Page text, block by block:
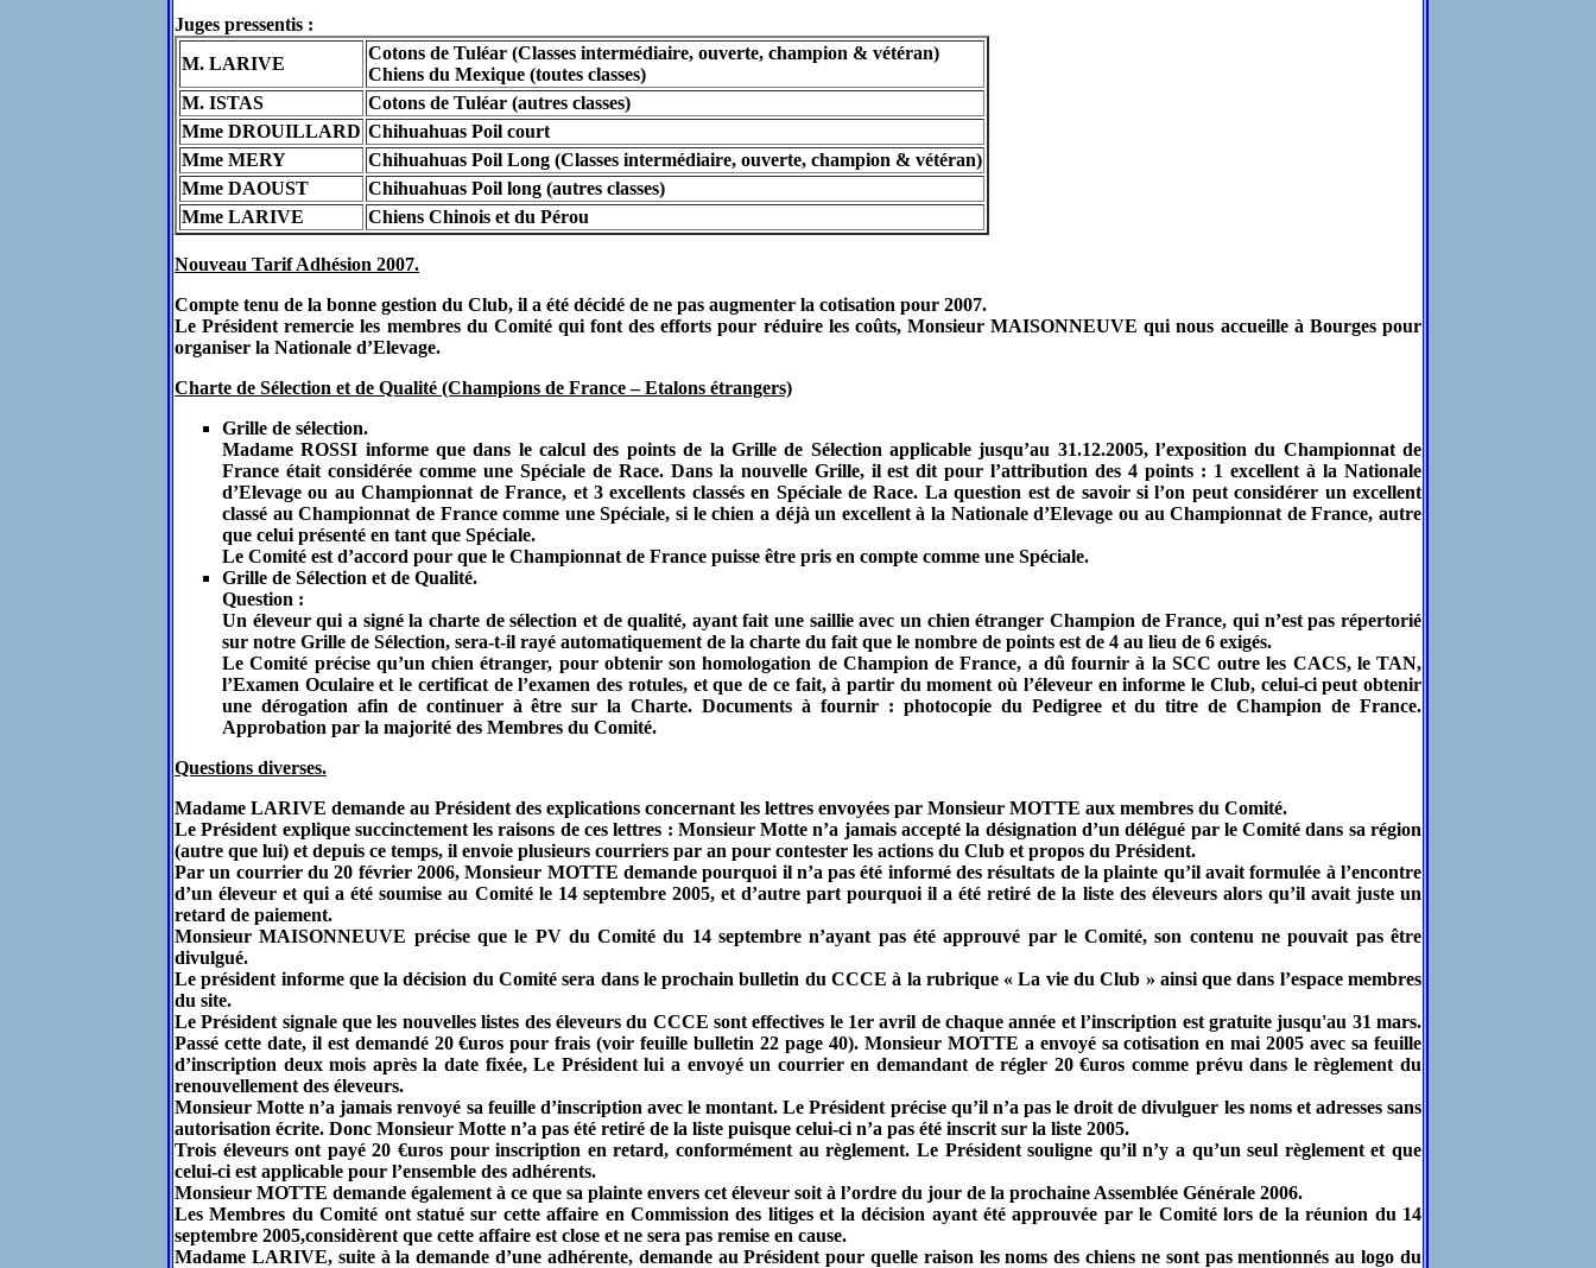
Juges pressentis :
M. LARIVE
Cotons de Tuléar (Classes intermédiaire, ouverte, champion & vétéran)
Chiens du Mexique (toutes classes)
M. ISTAS
Cotons de Tuléar (autres classes)
Mme DROUILLARD Chihuahuas Poil court
Mme MERY
Chihuahuas Poil Long (Classes intermédiaire, ouverte, champion & vétéran)
Mme DAOUST
Chihuahuas Poil long (autres classes)
Mme LARIVE
Chiens Chinois et du Pérou
Nouveau Tarif Adhésion 2007.
Compte tenu de la bonne gestion du Club, il a été décidé de ne pas augmenter la cotisation pour 2007.
Le Président remercie les membres du Comité qui font des efforts pour réduire les coûts, Monsieur MAISONNEUVE qui nous accueille à Bourges pour
organiser la Nationale d’Elevage.
Charte de Sélection et de Qualité (Champions de France – Etalons étrangers)
Grille de sélection.
Madame ROSSI informe que dans le calcul des points de la Grille de Sélection applicable jusqu’au 31.12.2005, l’exposition du Championnat de
France était considérée comme une Spéciale de Race. Dans la nouvelle Grille, il est dit pour l’attribution des 4 points : 1 excellent à la Nationale
d’Elevage ou au Championnat de France, et 3 excellents classés en Spéciale de Race. La question est de savoir si l’on peut considérer un excellent
classé au Championnat de France comme une Spéciale, si le chien a déjà un excellent à la Nationale d’Elevage ou au Championnat de France, autre
que celui présenté en tant que Spéciale.
Le Comité est d’accord pour que le Championnat de France puisse être pris en compte comme une Spéciale.
Grille de Sélection et de Qualité.
Question :
Un éleveur qui a signé la charte de sélection et de qualité, ayant fait une saillie avec un chien étranger Champion de France, qui n’est pas répertorié
sur notre Grille de Sélection, sera-t-il rayé automatiquement de la charte du fait que le nombre de points est de 4 au lieu de 6 exigés.
Le Comité précise qu’un chien étranger, pour obtenir son homologation de Champion de France, a dû fournir à la SCC outre les CACS, le TAN,
l’Examen Oculaire et le certificat de l’examen des rotules, et que de ce fait, à partir du moment où l’éleveur en informe le Club, celui-ci peut obtenir
une dérogation afin de continuer à être sur la Charte. Documents à fournir : photocopie du Pedigree et du titre de Champion de France.
Approbation par la majorité des Membres du Comité.
Questions diverses.
Madame LARIVE demande au Président des explications concernant les lettres envoyées par Monsieur MOTTE aux membres du Comité.
Le Président explique succinctement les raisons de ces lettres : Monsieur Motte n’a jamais accepté la désignation d’un délégué par le Comité dans sa région
(autre que lui) et depuis ce temps, il envoie plusieurs courriers par an pour contester les actions du Club et propos du Président.
Par un courrier du 20 février 2006, Monsieur MOTTE demande pourquoi il n’a pas été informé des résultats de la plainte qu’il avait formulée à l’encontre
d’un éleveur et qui a été soumise au Comité le 14 septembre 2005, et d’autre part pourquoi il a été retiré de la liste des éleveurs alors qu’il avait juste un
retard de paiement.
Monsieur MAISONNEUVE précise que le PV du Comité du 14 septembre n’ayant pas été approuvé par le Comité, son contenu ne pouvait pas être
divulgué.
Le président informe que la décision du Comité sera dans le prochain bulletin du CCCE à la rubrique « La vie du Club » ainsi que dans l’espace membres
du site.
Le Président signale que les nouvelles listes des éleveurs du CCCE sont effectives le 1er avril de chaque année et l’inscription est gratuite jusqu'au 31 mars.
Passé cette date, il est demandé 20 €uros pour frais (voir feuille bulletin 22 page 40). Monsieur MOTTE a envoyé sa cotisation en mai 2005 avec sa feuille
d’inscription deux mois après la date fixée, Le Président lui a envoyé un courrier en demandant de régler 20 €uros comme prévu dans le règlement du
renouvellement des éleveurs.
Monsieur Motte n’a jamais renvoyé sa feuille d’inscription avec le montant. Le Président précise qu’il n’a pas le droit de divulguer les noms et adresses sans
autorisation écrite. Donc Monsieur Motte n’a pas été retiré de la liste puisque celui-ci n’a pas été inscrit sur la liste 2005.
Trois éleveurs ont payé 20 €uros pour inscription en retard, conformément au règlement. Le Président souligne qu’il n’y a qu’un seul règlement et que
celui-ci est applicable pour l’ensemble des adhérents.
Monsieur MOTTE demande également à ce que sa plainte envers cet éleveur soit à l’ordre du jour de la prochaine Assemblée Générale 2006.
Les Membres du Comité ont statué sur cette affaire en Commission des litiges et la décision ayant été approuvée par le Comité lors de la réunion du 14
septembre 2005,considèrent que cette affaire est close et ne sera pas remise en cause.
Madame LARIVE, suite à la demande d’une adhérente, demande au Président pour quelle raison les noms des chiens ne sont pas mentionnés au logo du